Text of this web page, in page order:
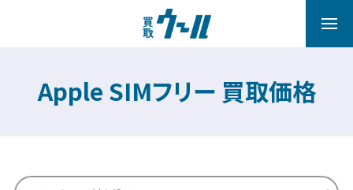
Apple SIMフリー 買取価格